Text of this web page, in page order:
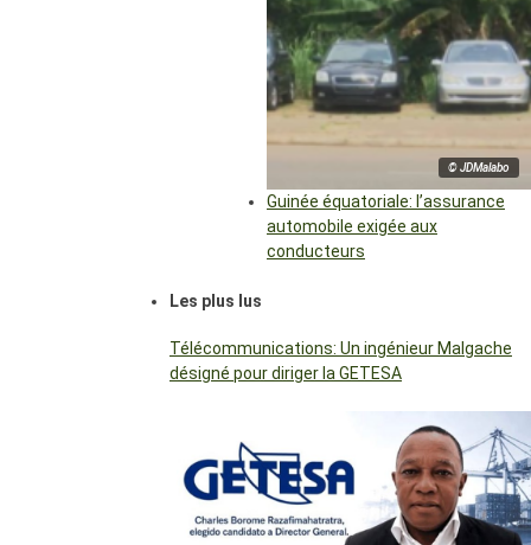
© JDMalabo
Guinée équatoriale: l’assurance
automobile exigée aux
conducteurs
Les plus lus
Télécommunications: Un ingénieur Malgache
désigné pour diriger la GETESA